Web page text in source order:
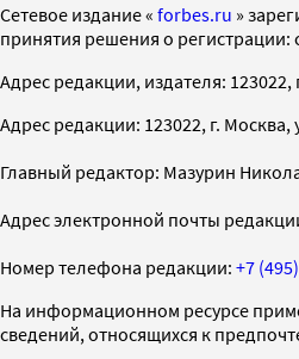
Cетевое издание « forbes.ru »
принятия решения о регистрации:
Адрес редакции, издателя: 123022,
Адрес редакции: 123022, г. Москва,
Главный редактор: Мазурин
Адрес электронной почты
Номер телефона редакции: +7
На информационном ресурсе
сведений, относящихся к